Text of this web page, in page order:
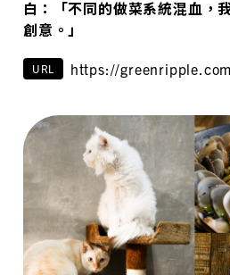
白：「不同的做菜系統混血，
創意。」
URL https://